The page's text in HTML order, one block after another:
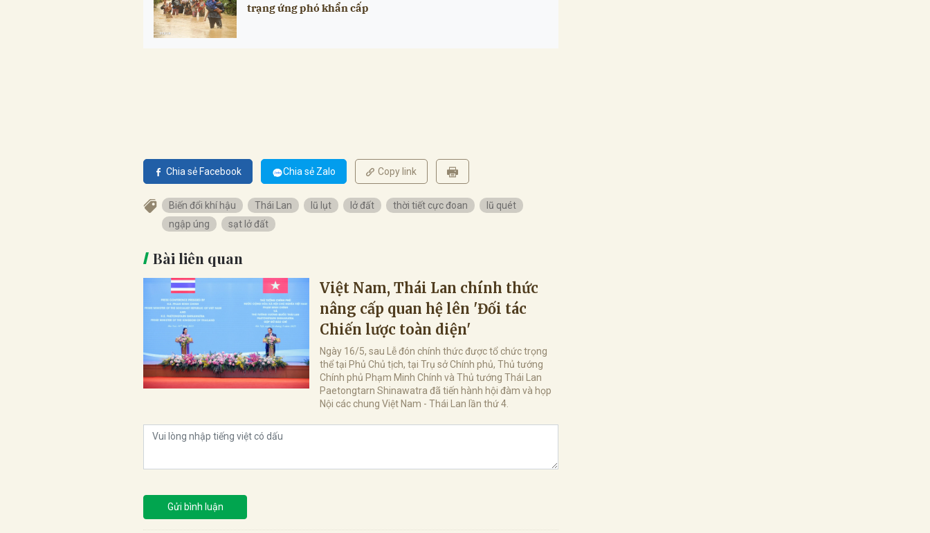
trạng ứng phó khẩn cấp
Chia sẻ Facebook Chia sẻ Zalo Copy link
Biến đổi khí hậu Thái Lan lũ lụt lở đất thời tiết cực đoan
lũ quét
ngập úng
sạt lở đất
Bài liên quan
Việt Nam, Thái Lan chính thức
nâng cấp quan hệ lên 'Đối tác
Chiến lược toàn diện'
Ngày 16/5, sau Lễ đón chính thức được tổ chức trọng
thể tại Phủ Chủ tịch, tại Trụ sở Chính phủ, Thủ tướng
Chính phủ Phạm Minh Chính và Thủ tướng Thái Lan
Paetongtarn Shinawatra đã tiến hành hội đàm và họp
Nội các chung Việt Nam - Thái Lan lần thứ 4.
Gửi bình luận